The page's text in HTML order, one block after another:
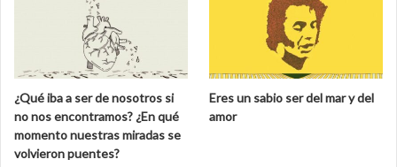
¿Qué iba a ser de nosotros si
no nos encontramos? ¿En qué
momento nuestras miradas se
volvieron puentes?
Eres un sabio ser del mar y del
amor